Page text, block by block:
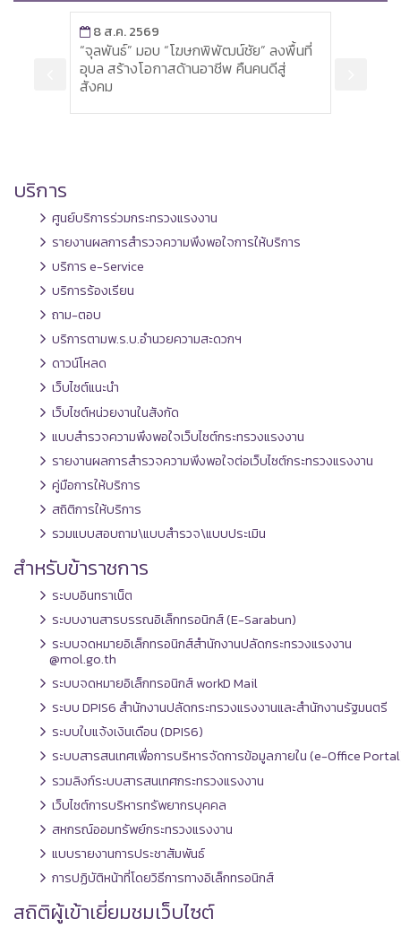
8 ส.ค. 2569
“จุลพันธ์” มอบ “โฆษกพิพัฒน์ชัย” ลงพื้นที่
อุบล สร้างโอกาสด้านอาชีพ คืนคนดีสู่
สังคม
บริการ
ศูนย์บริการร่วมกระทรวงแรงงาน
รายงานผลการสำรวจความพึงพอใจการให้บริการ
บริการ e-Service
บริการร้องเรียน
ถาม-ตอบ
บริการตามพ.ร.บ.อำนวยความสะดวกฯ
ดาวน์โหลด
เว็บไซต์แนะนำ
เว็บไซต์หน่วยงานในสังกัด
แบบสำรวจความพึงพอใจเว็บไซต์กระทรวงแรงงาน
รายงานผลการสำรวจความพึงพอใจต่อเว็บไซต์กระทรวงแรงงาน
คู่มือการให้บริการ
สถิติการให้บริการ
รวมแบบสอบถาม\แบบสำรวจ\แบบประเมิน
สำหรับข้าราชการ
ระบบอินทราเน็ต
ระบบงานสารบรรณอิเล็กทรอนิกส์ (E-Sarabun)
ระบบจดหมายอิเล็กทรอนิกส์สำนักงานปลัดกระทรวงแรงงาน
@mol.go.th
ระบบจดหมายอิเล็กทรอนิกส์ workD Mail
ระบบ DPIS6 สำนักงานปลัดกระทรวงแรงงานและสำนักงานรัฐมนตรี
ระบบใบแจ้งเงินเดือน (DPIS6)
ระบบสารสนเทศเพื่อการบริหารจัดการข้อมูลภายใน (e-Office
รวมลิงก์ระบบสารสนเทศกระทรวงแรงงาน
เว็บไซต์การบริหารทรัพยากรบุคคล
สหกรณ์ออมทรัพย์กระทรวงแรงงาน
แบบรายงานการประชาสัมพันธ์
การปฏิบัติหน้าที่โดยวิธีการทางอิเล็กทรอนิกส์
สถิติผู้เข้าเยี่ยมชมเว็บไซต์